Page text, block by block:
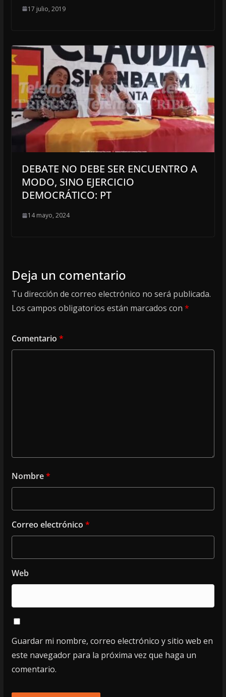
17 julio, 2019
DEBATE NO DEBE SER ENCUENTRO A
MODO, SINO EJERCICIO
DEMOCRÁTICO: PT
14 mayo, 2024
Deja un comentario
Tu dirección de correo electrónico no será publicada.
Los campos obligatorios están marcados con *
Comentario *
Nombre*
Correo electrónico *
Web
Guardar mi nombre, correo electrónico y sitio web en
este navegador para la próxima vez que haga un
comentario.